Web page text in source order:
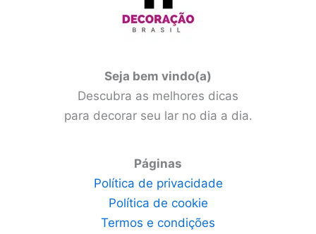
Seja bem vindo(a)
Descubra as melhores dicas
para decorar seu lar no dia a dia.
Páginas
Política de privacidade
Política de cookie
Termos e condições